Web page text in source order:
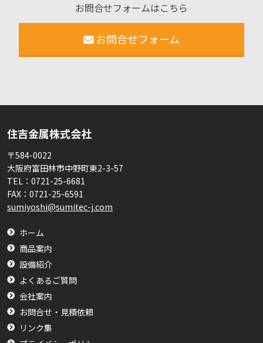
お問合せフォームはこちら
お問合せフォーム
住吉金属株式会社
〒584-0022
大阪府富田林市中野町東2-3-57
TEL： 0721-25-6681
FAX： 0721-25-6591
sumiyoshi@sumitec-j.com
ホーム
商品案内
設備紹介
よくあるご質問
会社案内
お問合せ・見積依頼
リンク集